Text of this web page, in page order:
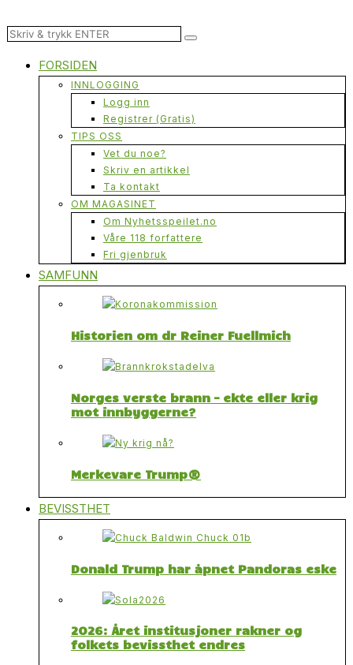
FORSIDEN
INNLOGGING
Logg inn
Registrer (Gratis)
TIPS OSS
Vet du noe?
Skriv en artikkel
Ta kontakt
OM MAGASINET
Om Nyhetsspeilet.no
Våre 118 forfattere
Fri gjenbruk
SAMFUNN
Historien om dr Reiner Fuellmich
Norges verste brann – ekte eller krig
mot innbyggerne?
Merkevare Trump®
BEVISSTHET
Donald Trump har åpnet Pandoras eske
2026: Året institusjoner rakner og
folkets bevissthet endres